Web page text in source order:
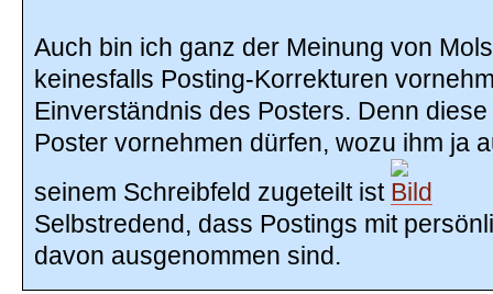
Auch bin ich ganz der Meinung von
keinesfalls Posting-Korrekturen
Einverständnis des Posters. Denn
Poster vornehmen dürfen, wozu ihm ja
seinem Schreibfeld zugeteilt ist
Selbstredend, dass Postings mit
davon ausgenommen sind.